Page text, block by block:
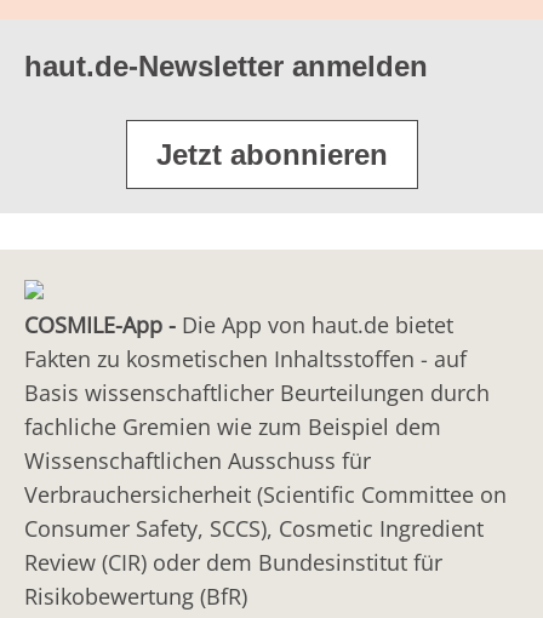
haut.de-Newsletter anmelden
Jetzt abonnieren
COSMILE-App - Die App von haut.de bietet
Fakten zu kosmetischen Inhaltsstoffen - auf
Basis wissenschaftlicher Beurteilungen durch
fachliche Gremien wie zum Beispiel dem
Wissenschaftlichen Ausschuss für
Verbrauchersicherheit (Scientific Committee on
Consumer Safety, SCCS), Cosmetic Ingredient
Review (CIR) oder dem Bundesinstitut für
Risikobewertung (BfR)